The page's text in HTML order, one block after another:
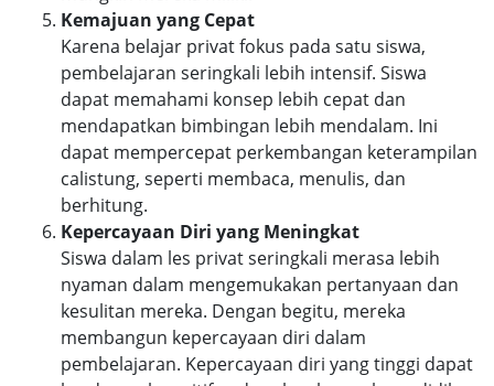
Kemajuan yang Cepat
Karena belajar privat fokus pada satu siswa,
pembelajaran seringkali lebih intensif. Siswa
dapat memahami konsep lebih cepat dan
mendapatkan bimbingan lebih mendalam. Ini
dapat mempercepat perkembangan keterampilan
calistung, seperti membaca, menulis, dan
berhitung.
Kepercayaan Diri yang Meningkat
Siswa dalam les privat seringkali merasa lebih
nyaman dalam mengemukakan pertanyaan dan
kesulitan mereka. Dengan begitu, mereka
membangun kepercayaan diri dalam
pembelajaran. Kepercayaan diri yang tinggi dapat